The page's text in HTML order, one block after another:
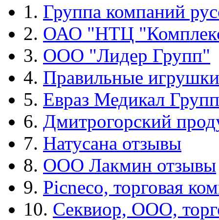
1. Группа компаний
2. ОАО "НТЦ
3. ООО "Лидер Групп"
4. Правильные игрушки
5. Евраз Медикал Групп
6. Дмитрогорский
7. Натусана отзывы
8. ООО Лакмин отзывы
9. Picneco, торговая
10. Секвиор, ООО,